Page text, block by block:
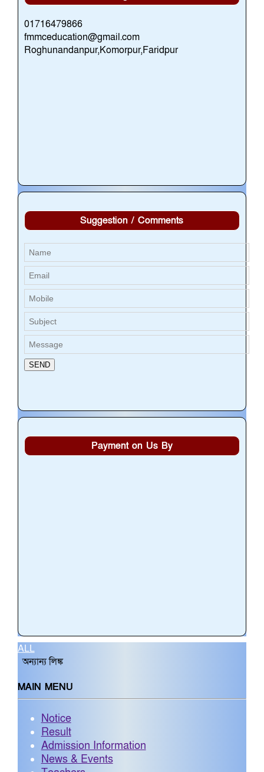
01716479866
fmmceducation@gmail.com
Roghunandanpur,Komorpur,Faridpur
Suggestion / Comments
Payment on Us By
ALL
অন্যান্য লিঙ্ক
MAIN MENU
Notice
Result
Admission Information
News & Events